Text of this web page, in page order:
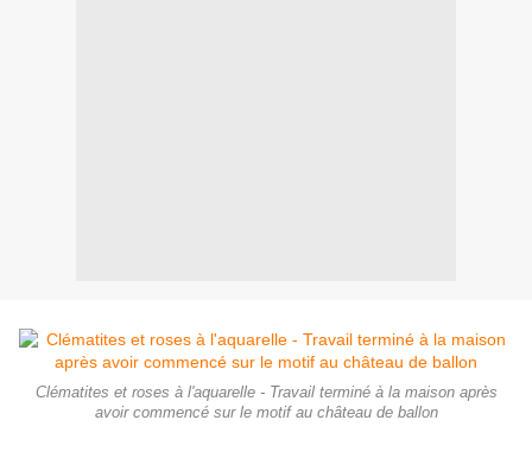
Clématites et roses à l'aquarelle - Travail terminé à la maison après
avoir commencé sur le motif au château de ballon